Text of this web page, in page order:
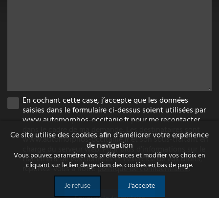
En cochant cette case, j’accepte que les données
saisies dans le formulaire ci-dessus soient utilisées par
www.automorphos-occitanie.fr pour me recontacter
dans le cadre de ma demande. Les destinataires sont
www.automorphos-occitanie.fr et son sous-traitant en
charge du serveur web. Pour plus d'informations sur le
traitement de vos données et l'exercice de vos droits,
reportez-vous à notrepolitique de confidentialité.
Ce site utilise des cookies afin d’améliorer votre expérience
de navigation
Vous pouvez paramétrer vos préférences et modifier vos choix en
cliquant sur le lien de gestion des cookies en bas de page.
Je refuse
J'accepte